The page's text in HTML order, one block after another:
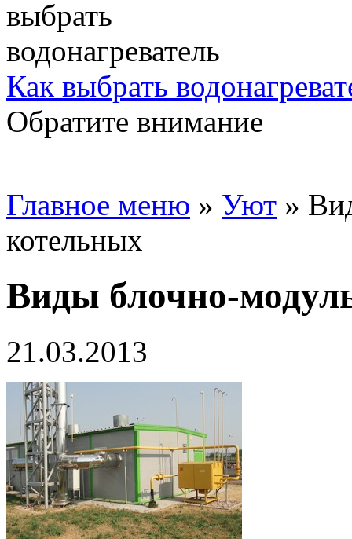
Как выбрать
Обратите внимание
Главное меню » Уют »
котельных
Виды блочно-
21.03.2013